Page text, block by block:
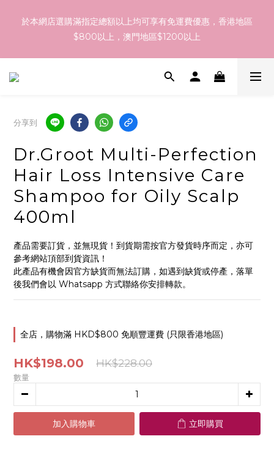
港，最終亦要視乎各品牌最終發貨日子及出貨速度而定。
於本網店選購滿指定總額以上均可享有免運費優惠，香港地區
$800以上，澳門地區$1200以上
訂貨到貨資訊：於 05 - 18/Aug 期間訂貨，預計於 26/Aug 到
分享到
Dr.Groot Multi-Perfection
Hair Loss Intensive Care
Shampoo for Oily Scalp
400ml
產品需要訂貨，並無現貨！到貨期需按官方發貨時序而定，亦可
參考網站頂部到貨資訊！
此產品有機會因官方缺貨而無法訂購，如遇到缺貨或停產，落單
後我們會以 Whatsapp 方式聯絡你安排轉款。
全店，購物滿 HKD$800 免順豐運費 (只限香港地區)
HK$198.00 HK$228.00
數量
加入購物車 立即購買